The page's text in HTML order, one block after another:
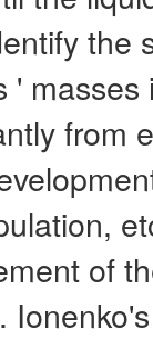
the
'
from
of